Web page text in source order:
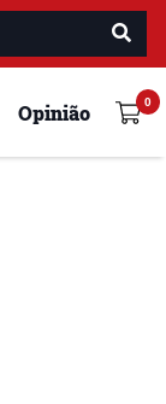
Opinião